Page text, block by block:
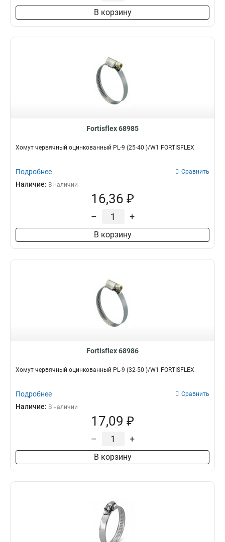
В корзину
Fortisflex 68985
Хомут червячный оцинкованный PL-9 (25-40 )/W1 FORTISFLEX
Подробнее Сравнить
Наличие: В наличии
16,36 ₽
– +
В корзину
Fortisflex 68986
Хомут червячный оцинкованный PL-9 (32-50 )/W1 FORTISFLEX
Подробнее Сравнить
Наличие: В наличии
17,09 ₽
– +
В корзину